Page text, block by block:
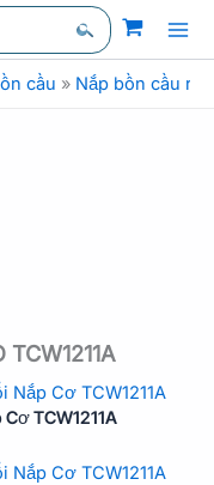
cầu » Nắp bồn cầu
TCW1211A